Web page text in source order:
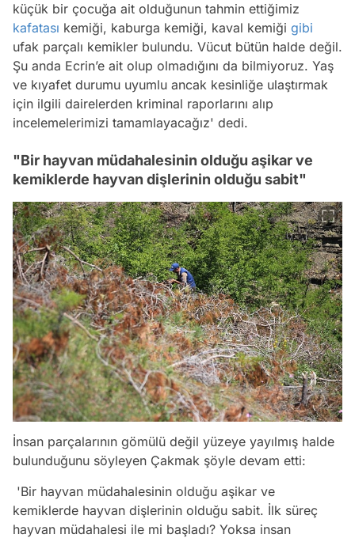
küçük bir çocuğa ait olduğunun tahmin ettiğimiz
kafatası kemiği, kaburga kemiği, kaval kemiği gibi
ufak parçalı kemikler bulundu. Vücut bütün halde değil.
Şu anda Ecrin’e ait olup olmadığını da bilmiyoruz. Yaş
ve kıyafet durumu uyumlu ancak kesinliğe ulaştırmak
için ilgili dairelerden kriminal raporlarını alıp
incelemelerimizi tamamlayacağız' dedi.
"Bir hayvan müdahalesinin olduğu aşikar ve
kemiklerde hayvan dişlerinin olduğu sabit"
İnsan parçalarının gömülü değil yüzeye yayılmış halde
bulunduğunu söyleyen Çakmak şöyle devam etti:
'Bir hayvan müdahalesinin olduğu aşikar ve
kemiklerde hayvan dişlerinin olduğu sabit. İlk süreç
hayvan müdahalesi ile mi başladı? Yoksa insan